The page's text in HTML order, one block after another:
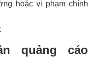
hoặc vi phạm chính
quảng cáo